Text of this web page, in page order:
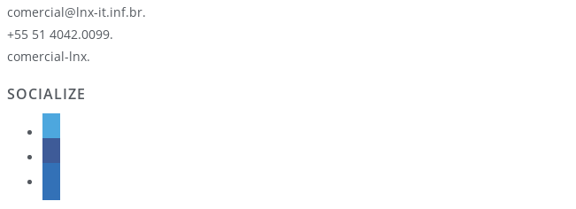
comercial@lnx-it.inf.br.
+55 51 4042.0099.
comercial-lnx.
SOCIALIZE